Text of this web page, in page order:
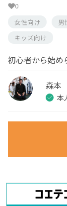
0
女性向け
男
キッズ向け
初心者から始め
森本
本